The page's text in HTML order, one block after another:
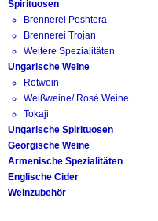
Spirituosen
Brennerei Peshtera
Brennerei Trojan
Weitere Spezialitäten
Ungarische Weine
Rotwein
Weißweine/ Rosé Weine
Tokaji
Ungarische Spirituosen
Georgische Weine
Armenische Spezialitäten
Englische Cider
Weinzubehör